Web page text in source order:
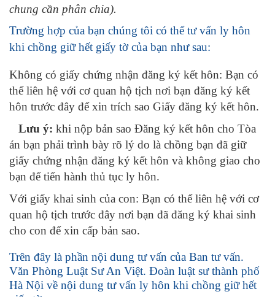
chung cần phân chia).
Trường hợp của bạn chúng tôi có thể tư vấn ly hôn
khi chồng giữ hết giấy tờ của bạn như sau:
Không có giấy chứng nhận đăng ký kết hôn: Bạn có
thể liên hệ với cơ quan hộ tịch nơi bạn đăng ký kết
hôn trước đây để xin trích sao Giấy đăng ký kết hôn.
Lưu ý: khi nộp bản sao Đăng ký kết hôn cho Tòa
án bạn phải trình bày rõ lý do là chồng bạn đã giữ
giấy chứng nhận đăng ký kết hôn và không giao cho
bạn để tiến hành thủ tục ly hôn.
Với giấy khai sinh của con: Bạn có thể liên hệ với cơ
quan hộ tịch trước đây nơi bạn đã đăng ký khai sinh
cho con để xin cấp bản sao.
Trên đây là phần nội dung tư vấn của Ban tư vấn.
Văn Phòng Luật Sư An Việt. Đoàn luật sư thành phố
Hà Nội về nội dung tư vấn ly hôn khi chồng giữ hết